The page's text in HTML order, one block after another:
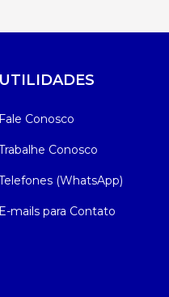
UTILIDADES
Fale Conosco
Conosco
(WhatsApp)
E-mails para Contato